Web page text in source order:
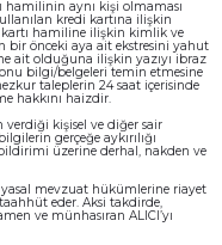
hamilinin aynı kişi olmaması
kredi kartına ilişkin
kartı hamiline ilişkin kimlik ve
bir önceki aya ait ekstresini yahut
ait olduğuna ilişkin yazıyı ibraz
bilgi/belgeleri temin etmesine
taleplerin 24 saat içerisinde
hakkını haizdir.
verdiği kişisel ve diğer sair
gerçeğe aykırılığı
üzerine derhal, nakden ve
yasal mevzuat hükümlerine riayet
eder. Aksi takdirde,
ve münhasıran ALICI’yı